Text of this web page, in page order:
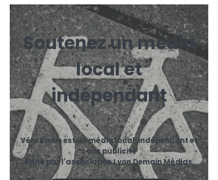
Soutenez un média
local et
indépendant
Vélo Radio est un média local, indépendant et
sans publicité
édité par l'association Lyon Demain Médias.